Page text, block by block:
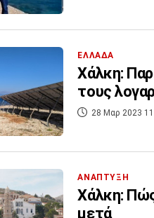
ΕΛΛΑΔΑ
Χάλκη:
τους
28 Μαρ 2023
ΑΝΑΠΤΥΞΗ
Χάλκη:
μετά